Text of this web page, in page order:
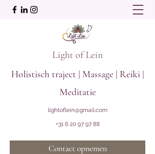
Light of Lein
Holistisch traject | Massage | Reiki |
Meditatie
lightoflein@gmail.com
+31 6 20 97 97 88
Contact opnemen